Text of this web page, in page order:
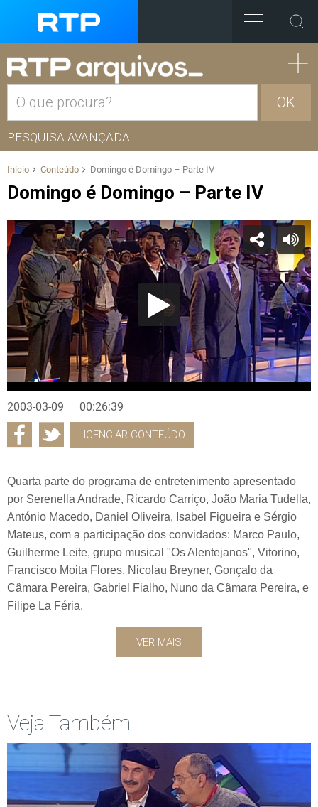
OK
PESQUISA AVANÇADA
Início Conteúdo Domingo é Domingo – Parte IV
Domingo é Domingo – Parte IV
2003-03-09 00:26:39
LICENCIAR CONTEÚDO
Quarta parte do programa de entretenimento apresentado
por Serenella Andrade, Ricardo Carriço, João Maria Tudella,
António Macedo, Daniel Oliveira, Isabel Figueira e Sérgio
Mateus, com a participação dos convidados: Marco Paulo,
Guilherme Leite, grupo musical "Os Alentejanos", Vitorino,
Francisco Moita Flores, Nicolau Breyner, Gonçalo da
Câmara Pereira, Gabriel Fialho, Nuno da Câmara Pereira, e
Filipe La Féria.
VER MAIS
Veja Também